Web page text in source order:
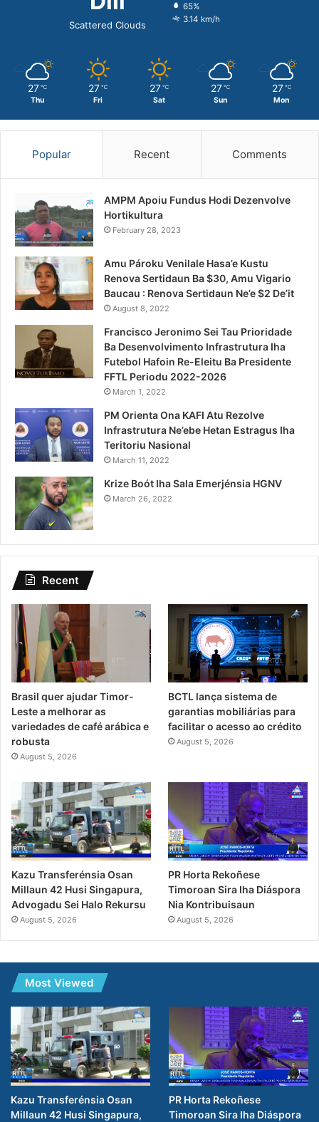
Scattered Clouds
65%
3.14 km/h
27 ℃
Thu
27 ℃
Fri
27 ℃
Sat
27 ℃
Sun
27 ℃
Mon
Popular Recent Comments
AMPM Apoiu Fundus Hodi Dezenvolve
Hortikultura
February 28, 2023
Amu Pároku Venilale Hasa’e Kustu
Renova Sertidaun Ba $30, Amu Vigario
Baucau : Renova Sertidaun Ne’e $2 De’it
August 8, 2022
Francisco Jeronimo Sei Tau Prioridade
Ba Desenvolvimento Infrastrutura Iha
Futebol Hafoin Re-Eleitu Ba Presidente
FFTL Periodu 2022-2026
March 1, 2022
PM Orienta Ona KAFI Atu Rezolve
Infrastrutura Ne’ebe Hetan Estragus Iha
Teritoriu Nasional
March 11, 2022
Krize Boót Iha Sala Emerjénsia HGNV
March 26, 2022
Recent
Brasil quer ajudar Timor-
Leste a melhorar as
variedades de café arábica e
robusta
August 5, 2026
BCTL lança sistema de
garantias mobiliárias para
facilitar o acesso ao crédito
August 5, 2026
Kazu Transferénsia Osan
Millaun 42 Husi Singapura,
Advogadu Sei Halo Rekursu
August 5, 2026
PR Horta Rekoñese
Timoroan Sira Iha Diáspora
Nia Kontribuisaun
August 5, 2026
Most Viewed
Kazu Transferénsia Osan
Millaun 42 Husi Singapura,
PR Horta Rekoñese
Timoroan Sira Iha Diáspora